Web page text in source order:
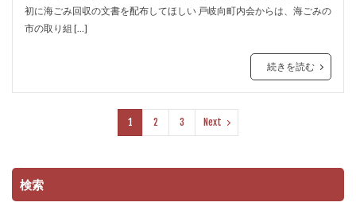
初に海ごみ回収の文書を配布してほしい 戸岐向町内会からは、海ごみの
市の取り組 […]
続きを読む
1 2 3 Next
検索